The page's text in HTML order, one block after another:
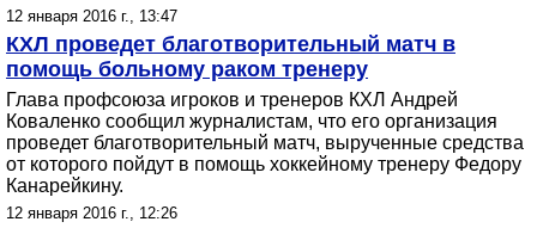
12 января 2016 г., 13:47
КХЛ проведет благотворительный матч в
помощь больному раком тренеру
Глава профсоюза игроков и тренеров КХЛ Андрей
Коваленко сообщил журналистам, что его организация
проведет благотворительный матч, вырученные средства
от которого пойдут в помощь хоккейному тренеру Федору
Канарейкину.
12 января 2016 г., 12:26